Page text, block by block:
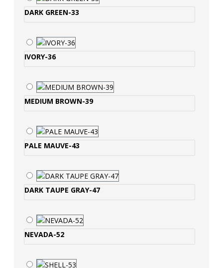
DARK GREEN-33
IVORY-36
MEDIUM BROWN-39
PALE MAUVE-43
DARK TAUPE GRAY-47
NEVADA-52